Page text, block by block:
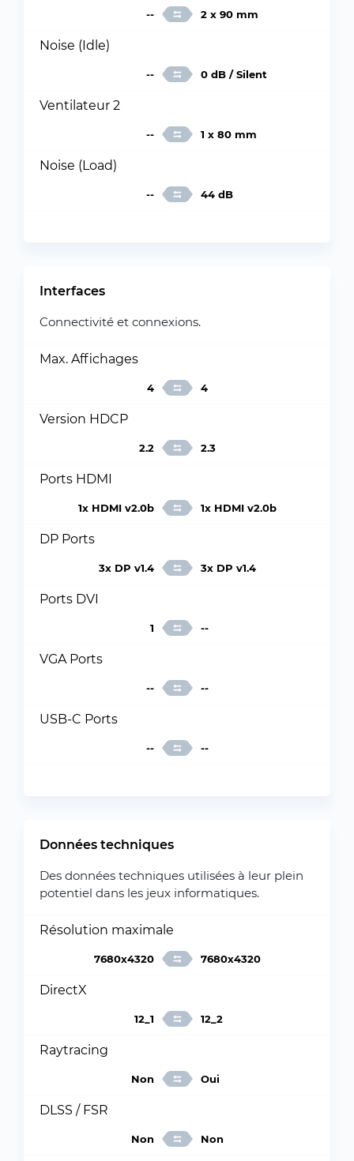
-- 2 x 90 mm
Noise (Idle)
-- 0 dB / Silent
Ventilateur 2
-- 1 x 80 mm
Noise (Load)
-- 44 dB
Interfaces
Connectivité et connexions.
Max. Affichages
4 4
Version HDCP
2.2 2.3
Ports HDMI
1x HDMI v2.0b 1x HDMI v2.0b
DP Ports
3x DP v1.4 3x DP v1.4
Ports DVI
1 --
VGA Ports
-- --
USB-C Ports
-- --
Données techniques
Des données techniques utilisées à leur plein
potentiel dans les jeux informatiques.
Résolution maximale
7680x4320 7680x4320
DirectX
12_1 12_2
Raytracing
Non Oui
DLSS / FSR
Non Non